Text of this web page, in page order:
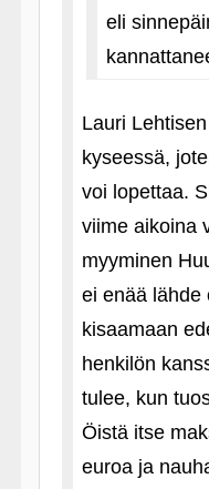
eli
Lauri
kyseessä,
voi lopettaa.
viime aikoina
myyminen
ei enää lähde
kisaamaan
henkilön
tulee, kun
Öistä itse
euroa ja